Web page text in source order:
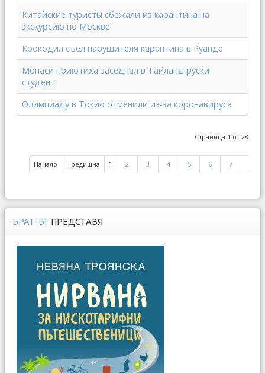
Китайские туристы сбежали из карантина на
экскурсию по Москве
Крокодил съел нарушителя карантина в Руанде
Монаси приютиха заседнал в Тайланд руски
студент
Олимпиаду в Токио отменили из-за коронавируса
Страница 1 от 28
Начало Предишна 1 2 3 4 5 6 7
БРАТ-БГ ПРЕДСТАВЯ: